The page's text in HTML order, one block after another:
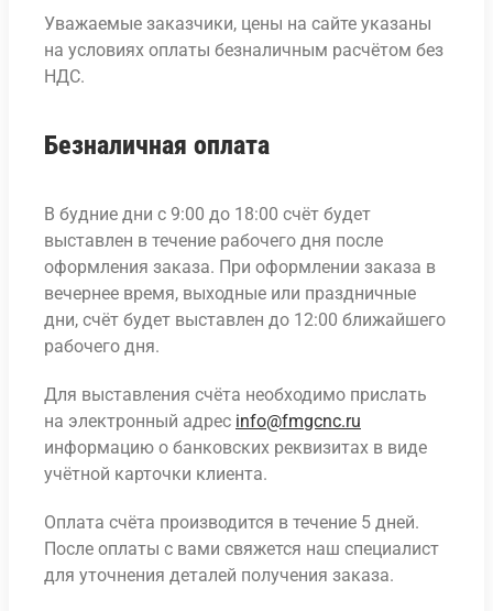
Уважаемые заказчики, цены на сайте указаны
на условиях оплаты безналичным расчётом без
НДС.
Безналичная оплата
В будние дни с 9:00 до 18:00 счёт будет
выставлен в течение рабочего дня после
оформления заказа. При оформлении заказа в
вечернее время, выходные или праздничные
дни, счёт будет выставлен до 12:00 ближайшего
рабочего дня.
Для выставления счёта необходимо прислать
на электронный адрес info@fmgcnc.ru
информацию о банковских реквизитах в виде
учётной карточки клиента.
Оплата счёта производится в течение 5 дней.
После оплаты с вами свяжется наш специалист
для уточнения деталей получения заказа.